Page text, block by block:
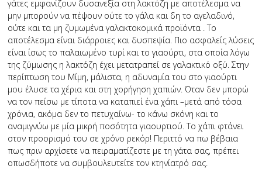
γάτες εμφανίζουν δυσανεξία στη λακτόζη με αποτέλεσμα να
μην μπορούν να πέψουν ούτε το γάλα και δη το αγελαδινό,
ούτε και τα μη ζυμωμένα γαλακτοκομικά προϊόντα . Το
αποτέλεσμα είναι διάρροιες και δυσπεψία. Πιο ασφαλείς λύσεις
είναι ίσως το παλαιωμένο τυρί και το γιαούρτι, στα οποία λόγω
της ζύμωσης η λακτόζη έχει μετατραπεί σε γαλακτικό οξύ. Στην
περίπτωση του Μίμη, μάλιστα, η αδυναμία του στο γιαούρτι
μου έλυσε τα χέρια και στη χορήγηση χαπιών. Όταν δεν μπορώ
να τον πείσω με τίποτα να καταπιεί ένα χάπι –μετά από τόσα
χρόνια, ακόμα δεν το πετυχαίνω- το κάνω σκόνη και το
αναμιγνύω με μία μικρή ποσότητα γιαουρτιού. Το χάπι φτάνει
στον προορισμό του σε χρόνο ρεκόρ! Περιττό να πω βέβαια
πως πριν αρχίσετε να πειραματίζεστε με τη γάτα σας, πρέπει
οπωσδήποτε να συμβουλευτείτε τον κτηνίατρό σας.